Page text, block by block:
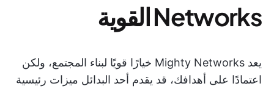
Networks القوية
يعد Mighty Networks خيارًا قويًا لبناء المجتمع، ولكن
اعتمادًا على أهدافك، قد يقدم أحد البدائل ميزات رئيسية